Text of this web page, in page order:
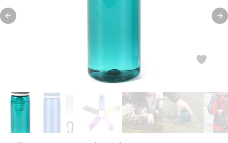
Previous slide